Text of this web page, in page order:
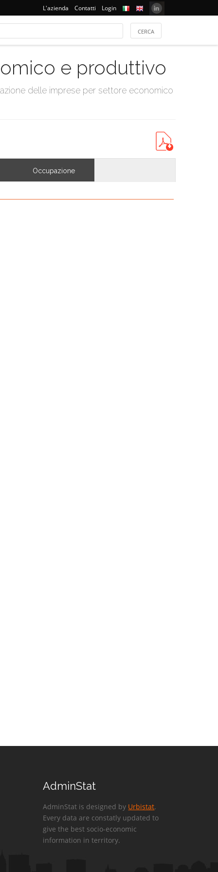
L'azienda Contatti Login
e produttivo
delle imprese per settore economico
Occupazione
AdminStat
AdminStat is designed by Urbistat.
Every data are constatly updated to
give the best socio-economic
information in territory.